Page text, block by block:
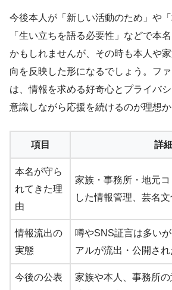
今後本人が「新しい活動のため」や「
「生い立ちを語る必要性」などで本
かもしれませんが、その時も本人や
向を反映した形になるでしょう。フ
は、情報を求める好奇心とプライバ
意識しながら応援を続けるのが理想か
項目 詳細
本名が守ら
れてきた理
由
家族・事務所・地元
した情報管理、芸名
情報流出の
実態
噂やSNS証言は多い
アルが流出・公開さ
今後の公表
家族や本人、事務所